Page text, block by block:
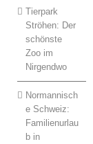
Tierpark
Ströhen: Der
schönste
Zoo im
Nirgendwo
Normannisch
e Schweiz:
Familienurlau
b in